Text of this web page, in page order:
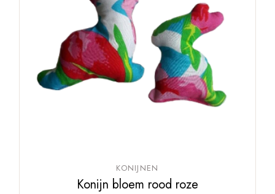
KONIJNEN
Konijn bloem rood roze